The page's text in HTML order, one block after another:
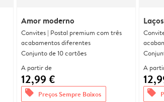
Amor moderno
Convites | Postal premium com três
acabamentos diferentes
Conjunto de 10 cartões
A partir de
12,99 €
offers Preços Sempre Baixos
A
offers